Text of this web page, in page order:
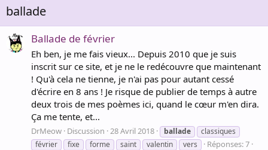
ballade
Ballade de février
Eh ben, je me fais vieux... Depuis 2010 que je suis
inscrit sur ce site, et je ne le redécouvre que maintenant
! Qu'à cela ne tienne, je n'ai pas pour autant cessé
d'écrire en 8 ans ! Je risque de publier de temps à autre
deux trois de mes poèmes ici, quand le cœur m'en dira.
Ça me tente, et...
DrMeow Discussion 28 Avril 2018 ballade
classiques
février
fixe forme saint valentin vers
Réponses: 7